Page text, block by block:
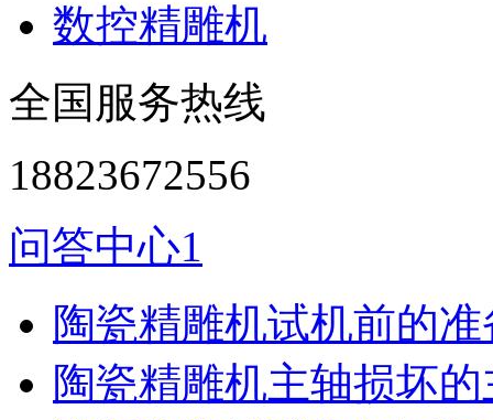
数控精雕机
全国服务热线
18823672556
问答中心1
陶瓷精雕机试机前的
陶瓷精雕机主轴损坏